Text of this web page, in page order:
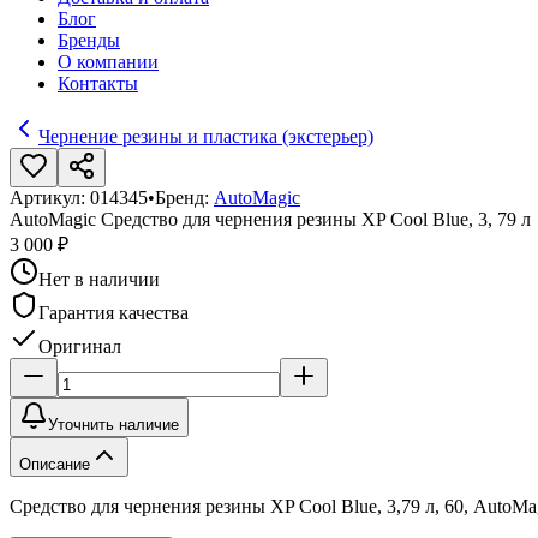
Блог
Бренды
О компании
Контакты
Чернение резины и пластика (экстерьер)
Артикул: 014345•Бренд: AutoMagic
AutoMagic Средство для чернения резины XP Cool Blue, 3, 79 л
3 000 ₽
Нет в наличии
Гарантия качества
Оригинал
Уточнить наличие
Описание
Средство для чернения резины XP Cool Blue, 3,79 л, 60,